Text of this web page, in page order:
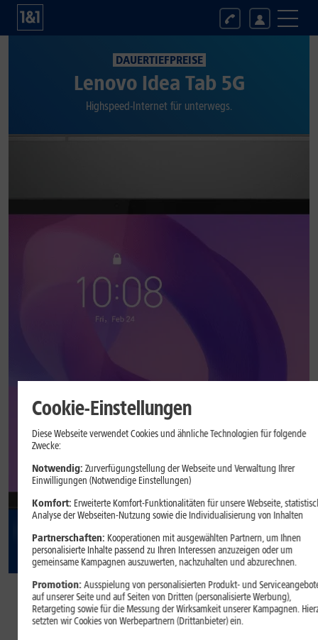
DAUERTIEFPREISE
Lenovo Idea Tab 5G
Highspeed-Internet für unterwegs.
14,
99
€/Monat
Cookie-Einstellungen
Diese Webseite verwendet Cookies und ähnliche Technologien für folgende
Zwecke:
Notwendig: Zurverfügungstellung der Webseite und Verwaltung Ihrer
Einwilligungen (Notwendige Einstellungen)
Komfort: Erweiterte Komfort-Funktionalitäten für unsere Webseite,
Analyse der Webseiten-Nutzung sowie die Individualisierung von Inhalten
Partnerschaften: Kooperationen mit ausgewählten Partnern, um Ihnen
personalisierte Inhalte passend zu Ihren Interessen anzuzeigen oder um
gemeinsame Kampagnen auszuwerten, nachzuhalten und abzurechnen.
Promotion:Ausspielung von personalisierten Produkt- und
auf unserer Seite und auf Seiten von Dritten (personalisierte Werbung),
Retargeting sowie für die Messung der Wirksamkeit unserer Kampagnen.
setzten wir Cookies von Werbepartnern (Drittanbieter) ein.